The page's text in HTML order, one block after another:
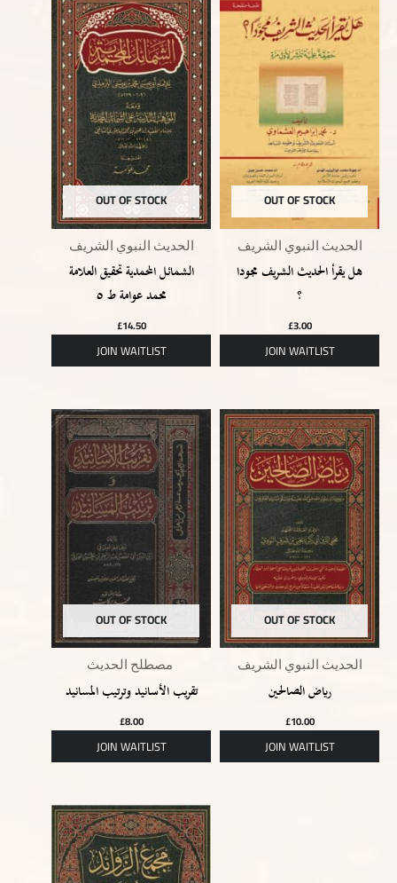
OUT OF STOCK
الحديث النبوي الشريف
الشمائل المحمدية تحقيق العلامة
محمد عوامة ط ٥
£14.50
OUT OF STOCK
الحديث النبوي الشريف
هل يقرأ الحديث الشريف مجودا
؟
£3.00
OUT OF STOCK
تقريب الأسانيد وترتيب المسانيد
£8.00
OUT OF STOCK
الحديث النبوي الشريف
رياض الصالحين
£10.00